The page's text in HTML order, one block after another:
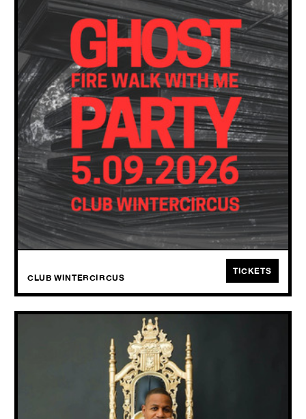
SAT
05.09
2026
Collectief GHOST strijkt neer bij het Wintercircus en De Krook voor
een nomadische carrousel. Vanaf 23u verplaatst het bacchanaal zich
naar Club Wintercircus, waar de nacht pas echt begint.
CLUB WINTERCIRCUS
TICKETS
30 YEARS OF DOE OR DIE + DJ DOO WOP